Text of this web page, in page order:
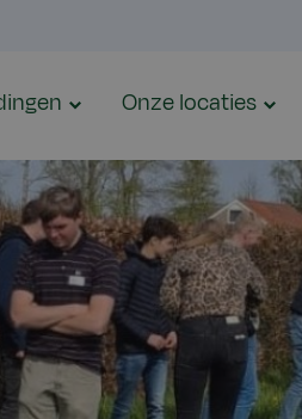
Onze locaties